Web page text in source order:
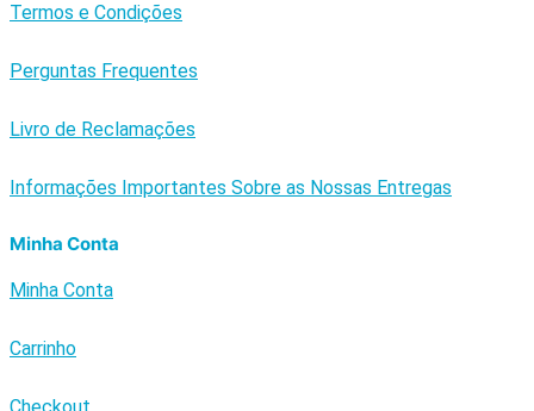
Termos e Condições
Perguntas Frequentes
Livro de Reclamações
Informações Importantes Sobre as Nossas Entregas
Minha Conta
Minha Conta
Carrinho